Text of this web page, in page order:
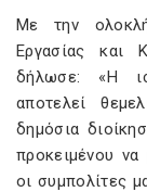
Με την
Εργασίας και
δήλωσε: «Η
αποτελεί
δημόσια
προκειμένου
οι συμπολίτες